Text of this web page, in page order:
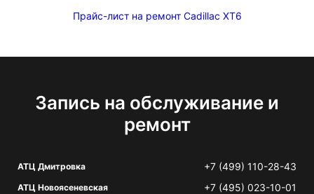
Прайс-лист на ремонт Cadillac XT6
Запись на обслуживание и
ремонт
АТЦ Дмитровка +7 (499) 110-28-43
АТЦ Новоясеневская +7 (495) 023-10-01